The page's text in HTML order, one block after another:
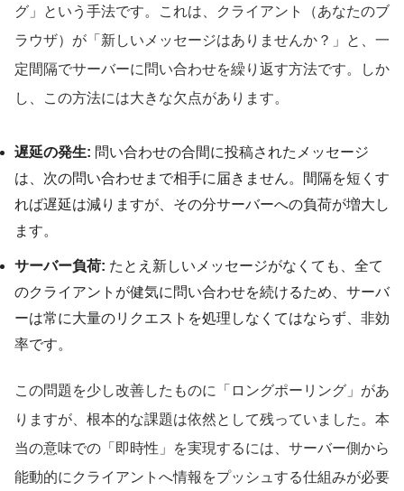
グ」という手法です。これは、クライアント（あなたのブ
ラウザ）が「新しいメッセージはありませんか？」と、一
定間隔でサーバーに問い合わせを繰り返す方法です。しか
し、この方法には大きな欠点があります。
遅延の発生: 問い合わせの合間に投稿されたメッセージ
は、次の問い合わせまで相手に届きません。間隔を短くす
れば遅延は減りますが、その分サーバーへの負荷が増大し
ます。
サーバー負荷: たとえ新しいメッセージがなくても、全て
のクライアントが健気に問い合わせを続けるため、サーバ
ーは常に大量のリクエストを処理しなくてはならず、非効
率です。
この問題を少し改善したものに「ロングポーリング」があ
りますが、根本的な課題は依然として残っていました。本
当の意味での「即時性」を実現するには、サーバー側から
能動的にクライアントへ情報をプッシュする仕組みが必要